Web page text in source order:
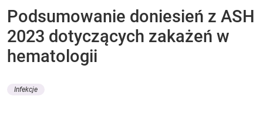
Podsumowanie doniesień z ASH
2023 dotyczących zakażeń w
hematologii
Infekcje